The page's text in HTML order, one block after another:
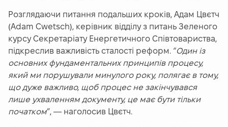
Розглядаючи питання подальших кроків, Адам Цвєтч
(Adam Cwetsch), керівник відділу з питань Зеленого
курсу Секретаріату Енергетичного Співтовариства,
підкреслив важливість сталості реформ. “Один із
основних фундаментальних принципів процесу,
який ми порушували минулого року, полягає в тому,
що дуже важливо, щоб процес не закінчувався
лише ухваленням документу, це має бути тільки
початком”, — наголосив Цвєтч.